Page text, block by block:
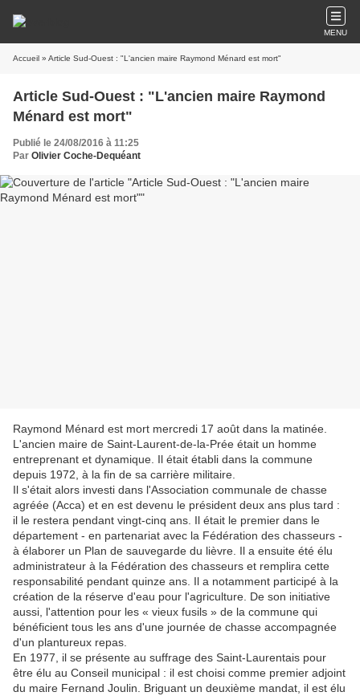
MENU
Accueil » Article Sud-Ouest : "L'ancien maire Raymond Ménard est mort"
Article Sud-Ouest : "L'ancien maire Raymond
Ménard est mort"
Publié le 24/08/2016 à 11:25
Par Olivier Coche-Dequéant
Raymond Ménard est mort mercredi 17 août dans la matinée.
L'ancien maire de Saint-Laurent-de-la-Prée était un homme
entreprenant et dynamique. Il était établi dans la commune
depuis 1972, à la fin de sa carrière militaire.
Il s'était alors investi dans l'Association communale de chasse
agréée (Acca) et en est devenu le président deux ans plus tard :
il le restera pendant vingt-cinq ans. Il était le premier dans le
département - en partenariat avec la Fédération des chasseurs -
à élaborer un Plan de sauvegarde du lièvre. Il a ensuite été élu
administrateur à la Fédération des chasseurs et remplira cette
responsabilité pendant quinze ans. Il a notamment participé à la
création de la réserve d'eau pour l'agriculture. De son initiative
aussi, l'attention pour les « vieux fusils » de la commune qui
bénéficient tous les ans d'une journée de chasse accompagnée
d'un plantureux repas.
En 1977, il se présente au suffrage des Saint-Laurentais pour
être élu au Conseil municipal : il est choisi comme premier adjoint
du maire Fernand Joulin. Briguant un deuxième mandat, il est élu